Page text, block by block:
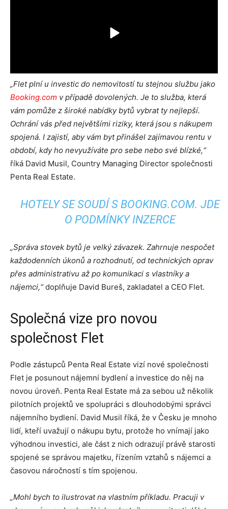
„Flet plní u investic do nemovitostí tu stejnou službu jako
Booking.com v případě dovolených. Je to služba, která
vám pomůže z široké nabídky bytů vybrat ty nejlepší.
Ochrání vás před největšími riziky, která jsou s nákupem
spojená. I zajistí, aby vám byt přinášel zajímavou rentu v
období, kdy ho nevyužíváte pro sebe nebo své blízké,“
říká David Musil, Country Managing Director společnosti
Penta Real Estate.
HOTELY SE SOUDÍ S BOOKING.COM. JDE
O PODMÍNKY INZERCE
„Správa stovek bytů je velký závazek. Zahrnuje nespočet
každodenních úkonů a rozhodnutí, od technických oprav
přes administrativu až po komunikaci s vlastníky a
nájemci,“doplňuje David Bureš, zakladatel a CEO Flet.
Společná vize pro novou
společnost Flet
Podle zástupců Penta Real Estate vizí nové společnosti
Flet je posunout nájemní bydlení a investice do něj na
novou úroveň. Penta Real Estate má za sebou už několik
pilotních projektů ve spolupráci s dlouhodobými správci
nájemního bydlení. David Musil říká, že v Česku je mnoho
lidí, kteří uvažují o nákupu bytu, protože ho vnímají jako
výhodnou investici, ale část z nich odrazují právě starosti
spojené se správou majetku, řízením vztahů s nájemci a
časovou náročností s tím spojenou.
„Mohl bych to ilustrovat na vlastním příkladu. Pracuji v